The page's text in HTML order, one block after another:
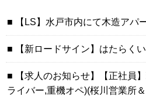
【LS】水戸市内にて木造アパ
【新ロードサイン】はたらく
【求人のお知らせ】【正社員
ライバー,重機オペ)(桜川営業所＆